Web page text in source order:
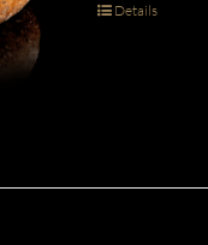
Details